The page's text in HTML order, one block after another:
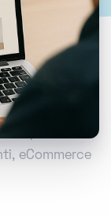
Portale
un portale
eCommerce